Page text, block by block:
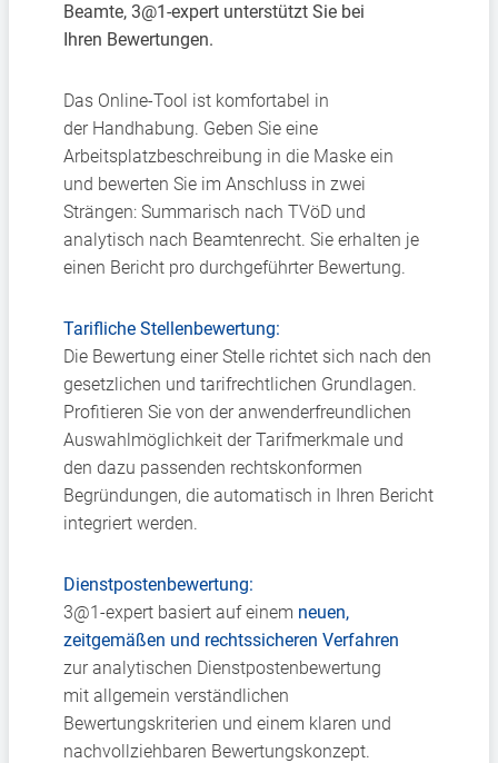
Beamte, 3@1-expert unterstützt Sie bei
Ihren Bewertungen.
Das Online-Tool ist komfortabel in
der Handhabung. Geben Sie eine
Arbeitsplatzbeschreibung in die Maske ein
und bewerten Sie im Anschluss in zwei
Strängen: Summarisch nach TVöD und
analytisch nach Beamtenrecht. Sie erhalten je
einen Bericht pro durchgeführter Bewertung.
Tarifliche Stellenbewertung:
Die Bewertung einer Stelle richtet sich nach den
gesetzlichen und tarifrechtlichen Grundlagen.
Profitieren Sie von der anwenderfreundlichen
Auswahlmöglichkeit derTarifmerkmale und
den dazu passenden rechtskonformen
Begründungen, die automatisch in Ihren Bericht
integriert werden.
Dienstpostenbewertung:
3@1-expert basiert auf einem neuen,
zeitgemäßen und rechtssicheren Verfahren
zuranalytischen Dienstpostenbewertung
mit allgemein verständlichen
Bewertungskriterien und einem klaren und
nachvollziehbaren Bewertungskonzept.